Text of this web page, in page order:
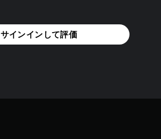
サインインして評価